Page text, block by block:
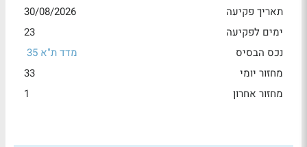
תאריך פקיעה
30/08/2026
ימים לפקיעה
23
נכס הבסיס
מדד ת"א 35
מחזור יומי
33
מחזור אחרון
1